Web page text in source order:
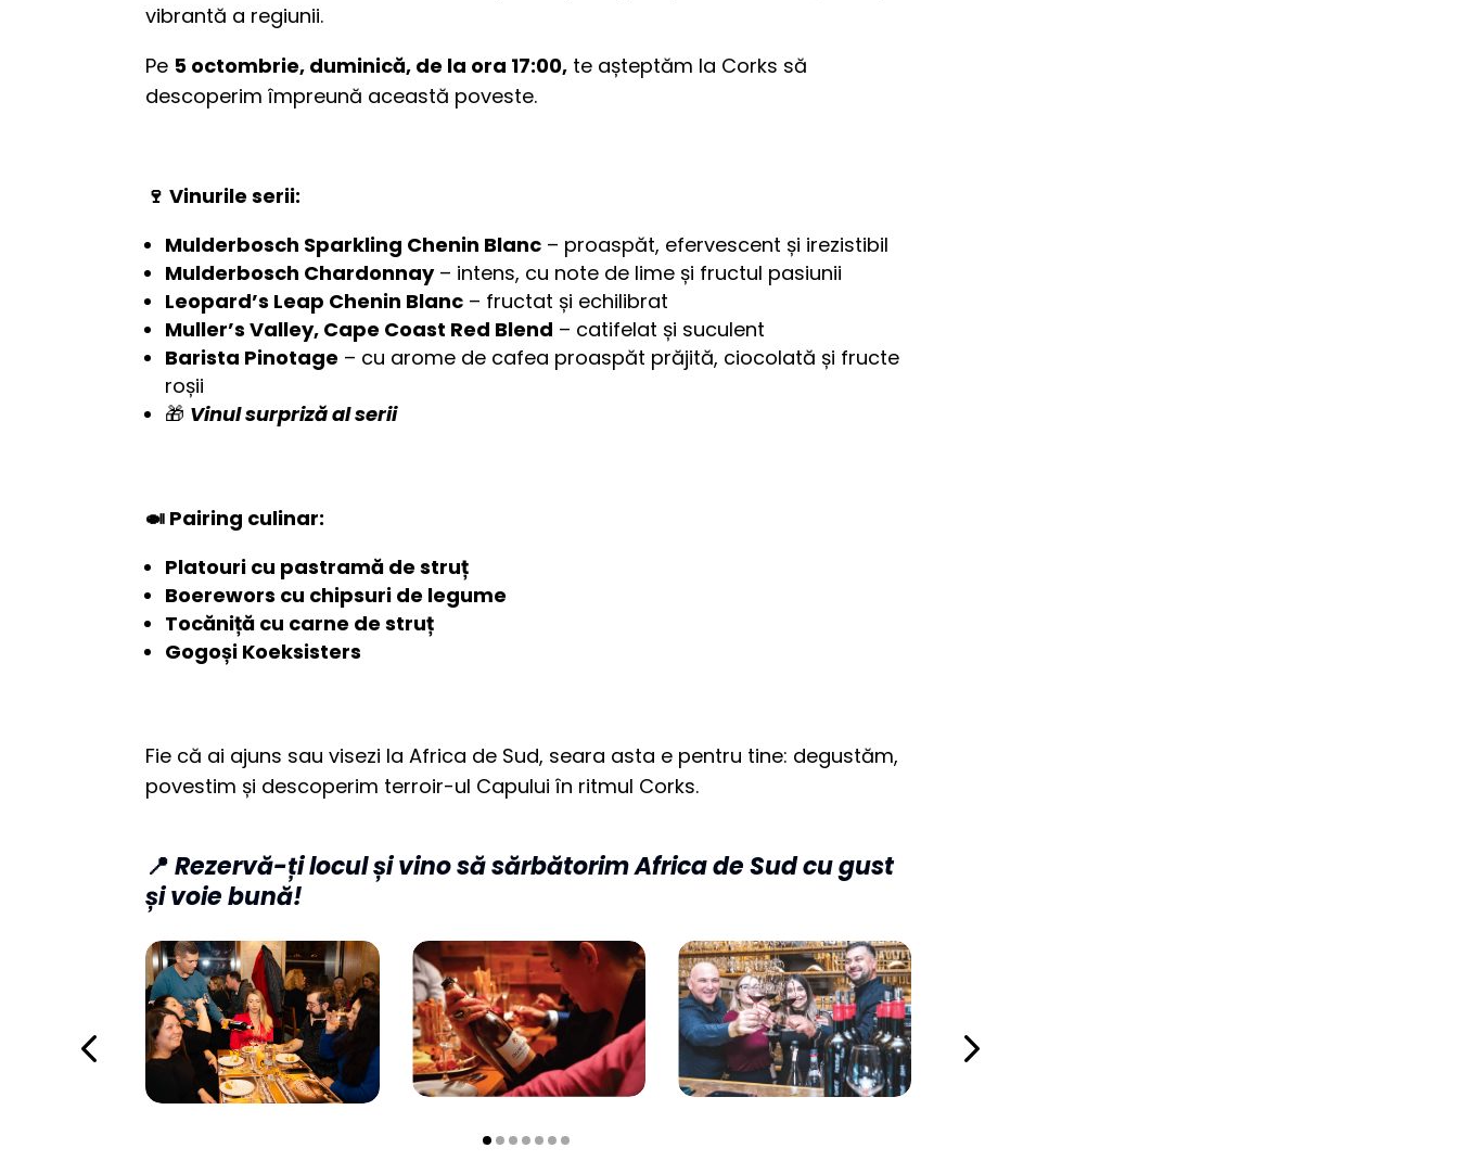
vibrantă a regiunii.
Pe 5 octombrie, duminică, de la ora 17:00, te așteptăm la Corks să
descoperim împreună această poveste.
🍷 Vinurile serii:
Mulderbosch Sparkling Chenin Blanc – proaspăt, efervescent și irezistibil
Mulderbosch Chardonnay– intens, cu note de lime și fructul pasiunii
Leopard’s Leap Chenin Blanc – fructat și echilibrat
Muller’s Valley, Cape Coast Red Blend – catifelat și suculent
Barista Pinotage – cu arome de cafea proaspăt prăjită, ciocolată și fructe
roșii
🎁 Vinul surpriză al serii
🍛 Pairing culinar:
Platouri cu pastramă de struț
Boerewors cu chipsuri de legume
Tocăniță cu carne de struț
Gogoși Koeksisters
Fie că ai ajuns sau visezi la Africa de Sud, seara asta e pentru tine: degustăm,
povestim și descoperim terroir-ul Capului în ritmul Corks.
📍Rezervă-ți locul și vino să sărbătorim Africa de Sud cu gust
și voie bună!